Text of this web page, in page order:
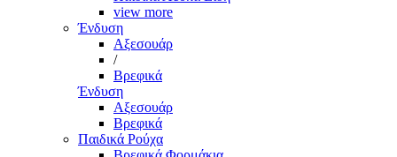
view more
Ένδυση
Αξεσουάρ
/
Βρεφικά
Ένδυση
Αξεσουάρ
Βρεφικά
Παιδικά Ρούχα